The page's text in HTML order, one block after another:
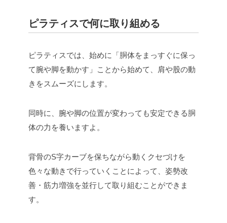
ピラティスで何に取り組める
ピラティスでは、始めに「胴体をまっすぐに保っ
て腕や脚を動かす」ことから始めて、肩や股の動
きをスムーズにします。
同時に、腕や脚の位置が変わっても安定できる胴
体の力を養いますよ。
背骨のS字カーブを保ちながら動くクセづけを
色々な動きで行っていくことによって、姿勢改
善・筋力増強を並行して取り組むことができま
す。